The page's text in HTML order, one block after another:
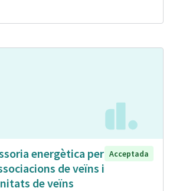
energètica per
de veïns i
de veïns
Acceptada